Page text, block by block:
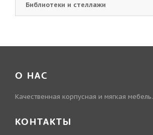
Библиотеки и стеллажи
О НАС
Качественная корпусная и мягкая мебель.
КОНТАКТЫ